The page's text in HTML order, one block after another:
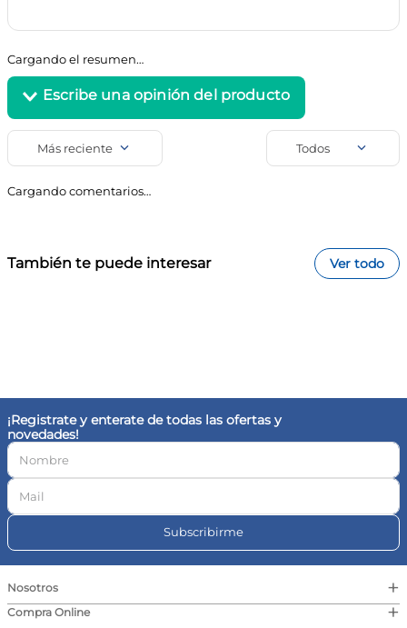
SKU
8800
Código de barra
7792129002203
Uso
Productos de Kiosco y
Almacén
Cargando el resumen…
Dirección de email
Escribe un comentario
Más reciente Todos
Cargando comentarios…
También te puede interesar Ver todo
¡Registrate y enterate de todas las ofertas y
novedades!
Subscribirme
Nosotros +
Compra Online
+